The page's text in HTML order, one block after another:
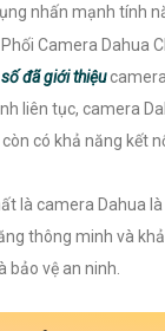
nhấn mạnh tính
đã giới thiệu
liên tục, camera
có khả năng kết
là camera Dahua
thông minh và
bảo vệ an ninh.